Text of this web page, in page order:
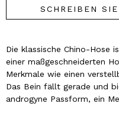
SCHREIBEN
Die klassische Chino-Hose
einer maßgeschneiderten
Merkmale wie einen
Das Bein fällt gerade und
androgyne Passform, ein